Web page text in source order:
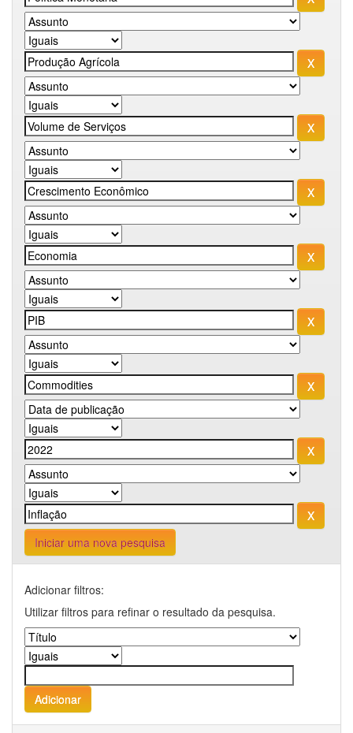
Iniciar uma nova pesquisa
Adicionar filtros:
Utilizar filtros para refinar o resultado da pesquisa.